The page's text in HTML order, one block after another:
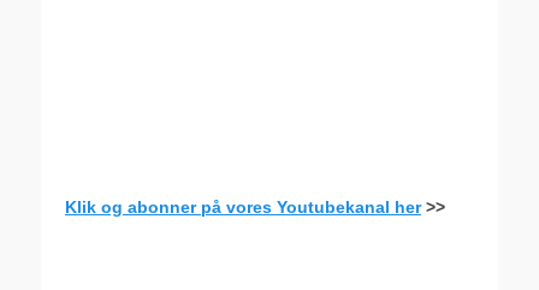
Klik og abonner på vores Youtubekanal her>>